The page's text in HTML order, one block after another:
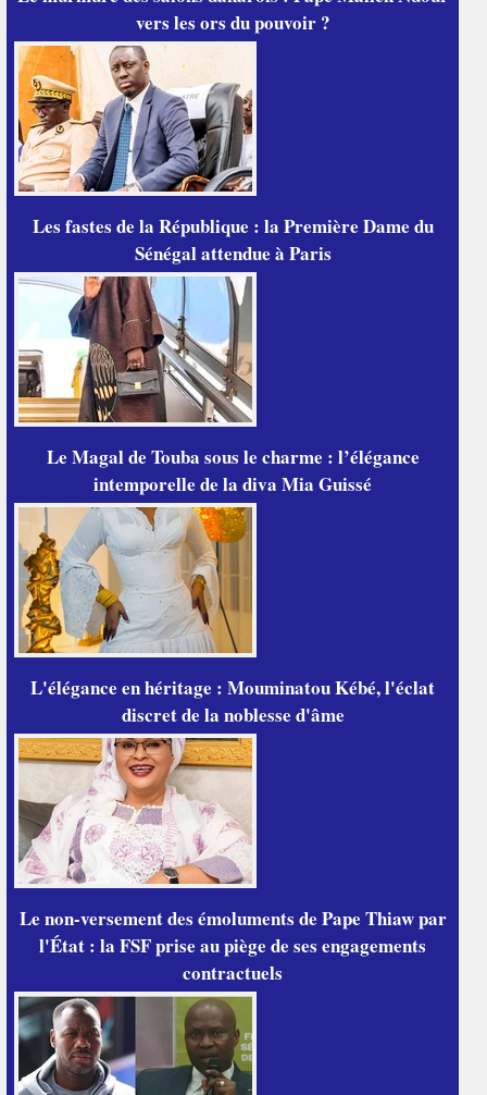
vers les ors du pouvoir ?
Les fastes de la République : la Première Dame du
Sénégal attendue à Paris
Le Magal de Touba sous le charme : l’élégance
intemporelle de la diva Mia Guissé
L'élégance en héritage : Mouminatou Kébé, l'éclat
discret de la noblesse d'âme
Le non-versement des émoluments de Pape Thiaw par
l'État : la FSF prise au piège de ses engagements
contractuels